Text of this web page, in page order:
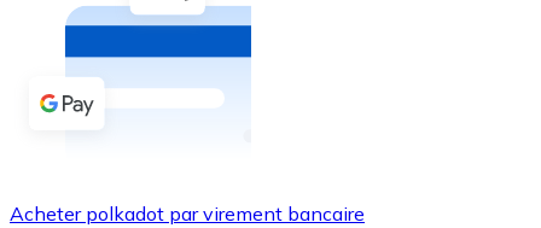
Achetez des cryptomonnaies en espèces et d'autres
Acheter avec espèces
Virement SEPA
Acheter polkadot par virement bancaire